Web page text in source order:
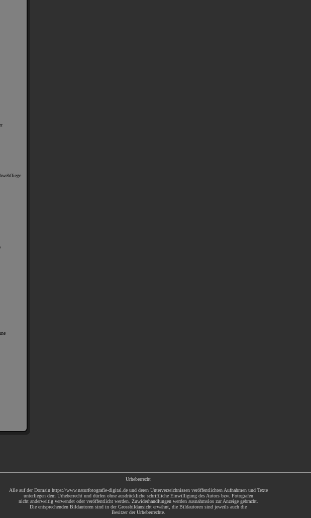
Urheberrecht
Alle auf der Domain https://www.naturfotografie-digital.de und deren Unterverzeichnissen veröffentlichten Aufnahmen und Texte
unterliegen dem Urheberrecht und dürfen ohne ausdrückliche schriftliche Einwilligung des Autors bzw. Fotografen
nicht anderweitig verwendet oder veröffentlicht werden. Zuwiderhandlungen werden ausnahmslos zur Anzeige gebracht.
Die entsprechenden Bildautoren sind in der Grossbildansicht erwähnt, die Bildautoren sind jeweils auch die
Besitzer der Urheberrechte.